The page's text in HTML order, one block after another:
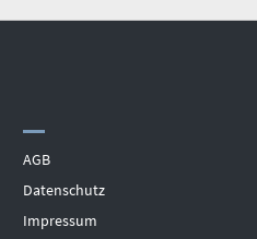
AGB
Datenschutz
Impressum